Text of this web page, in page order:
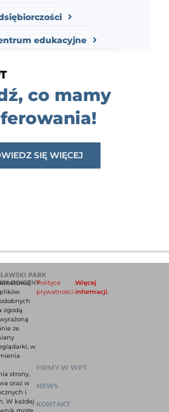
co mamy
SIĘ WIĘCEJ
edukacyjne
FIRMY W WPT
NEWS
KONTAKT
zgodą
ze
w
strony,
oraz w
i
W każdej
może
Polityce
prywatności
Więcej
informacji.